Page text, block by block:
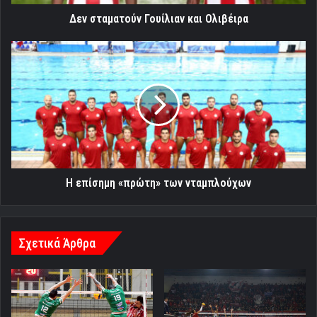
Δεν σταματούν Γουίλιαν και Ολιβέιρα
Η
επίσημη
«πρώτη»
των
νταμπλούχων
Η επίσημη «πρώτη» των νταμπλούχων
Σχετικά Άρθρα